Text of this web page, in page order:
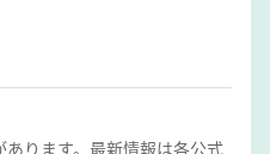
ります。最新情報は各公式